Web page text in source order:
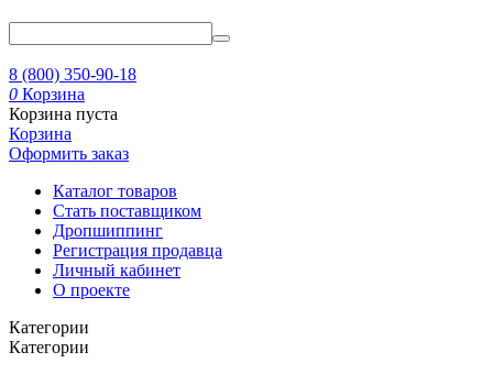
8 (800) 350-90-18
0 Корзина
Корзина пуста
Корзина
Оформить заказ
Каталог товаров
Стать поставщиком
Дропшиппинг
Регистрация продавца
Личный кабинет
О проекте
Категории
Категории